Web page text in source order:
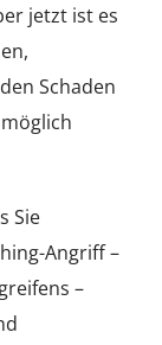
jetzt ist es
Schaden
Sie
Angriff –
–